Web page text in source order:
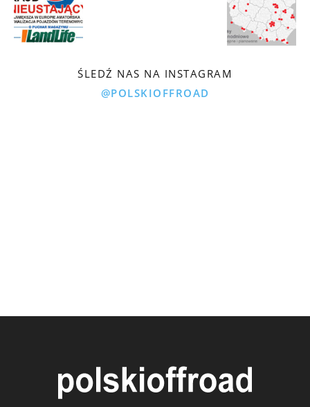
ŚLEDŹ NAS NA INSTAGRAM
@POLSKIOFFROAD